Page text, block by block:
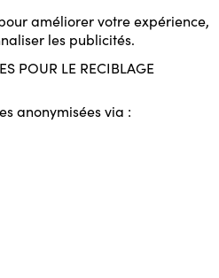
améliorer votre expérience,
les publicités.
POUR LE RECIBLAGE
anonymisées via :